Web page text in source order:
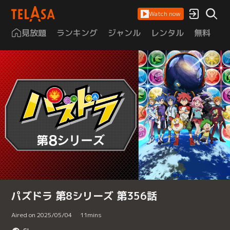
Watch now
見放題 ランキング ジャンル レンタル 無料
パズドラ 第8シリーズ 第356話
Aired on 2025/05/04 11mins